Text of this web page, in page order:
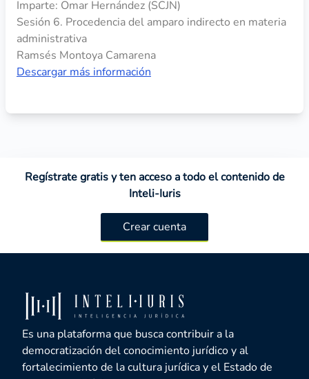
Imparte: Omar Hernández (SCJN)
Sesión 6. Procedencia del amparo indirecto en materia
administrativa
Ramsés Montoya Camarena
Descargar más información
Regístrate gratis y ten acceso a todo el contenido de
Inteli-Iuris
Crear cuenta
Es una plataforma que busca contribuir a la
democratización del conocimiento jurídico y al
fortalecimiento de la cultura jurídica y el Estado de